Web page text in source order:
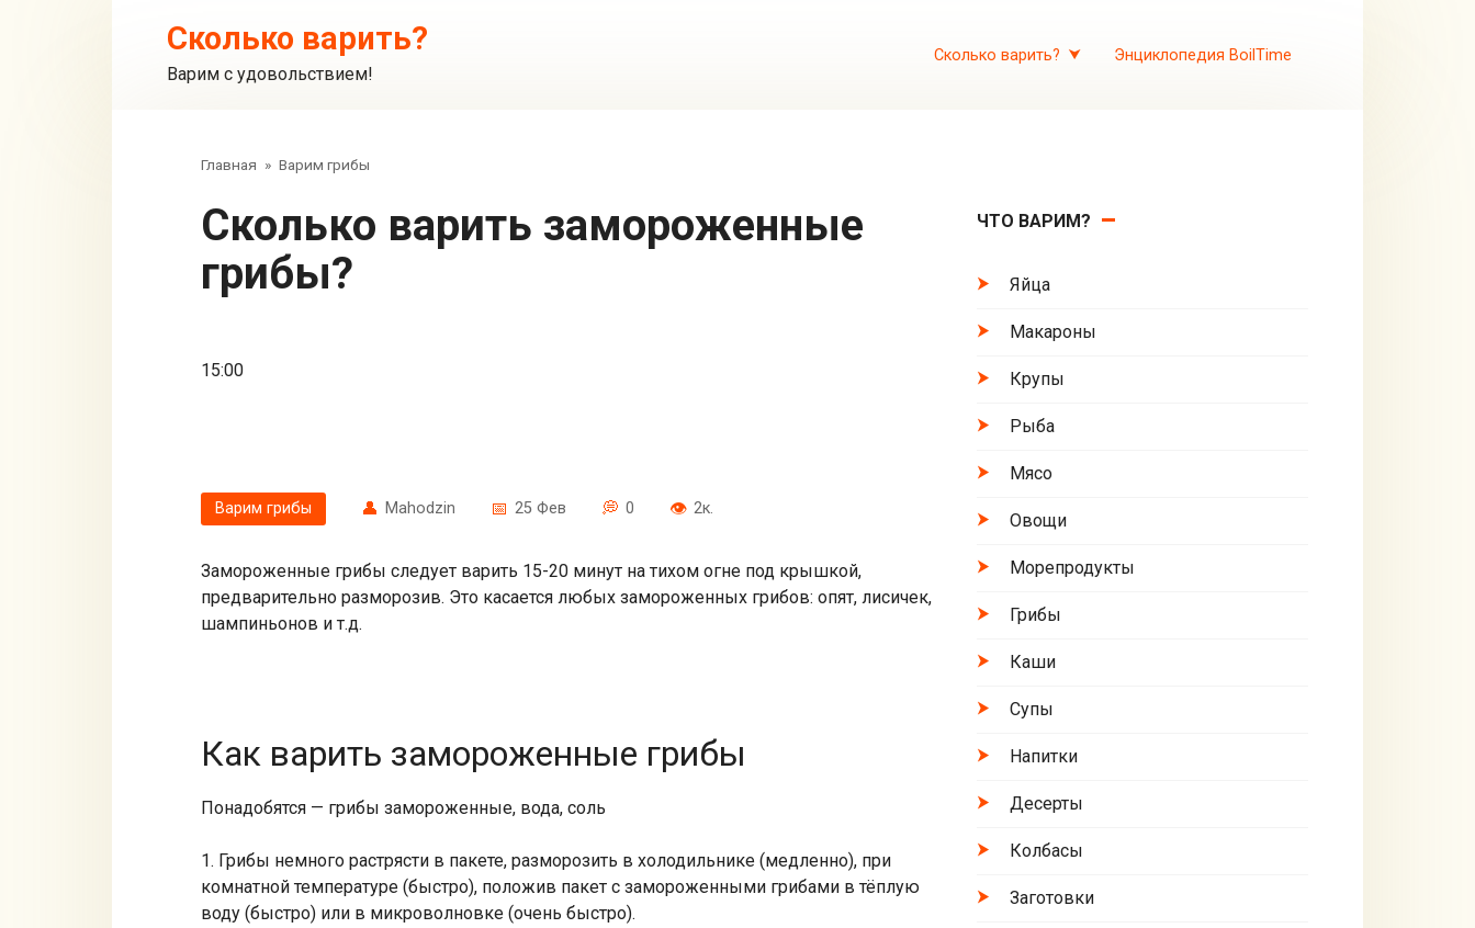
Сколько варить?
Варим с удовольствием!
Сколько варить? Энциклопедия BoilTime
Главная » Варим грибы
Сколько варить замороженные
грибы?
15:00
Варим грибы Mahodzin 25 Фев 0 2к.
Замороженные грибы следует варить 15-20 минут на тихом огне под крышкой,
предварительно разморозив. Это касается любых замороженных грибов: опят, лисичек,
шампиньонов и т.д.
Как варить замороженные грибы
Понадобятся — грибы замороженные, вода, соль
1. Грибы немного растрясти в пакете, разморозить в холодильнике (медленно), при
комнатной температуре (быстро), положив пакет с замороженными грибами в тёплую
воду (быстро) или в микроволновке (очень быстро).
ЧТО ВАРИМ?
Яйца
Макароны
Крупы
Рыба
Мясо
Овощи
Морепродукты
Грибы
Каши
Супы
Напитки
Десерты
Колбасы
Заготовки